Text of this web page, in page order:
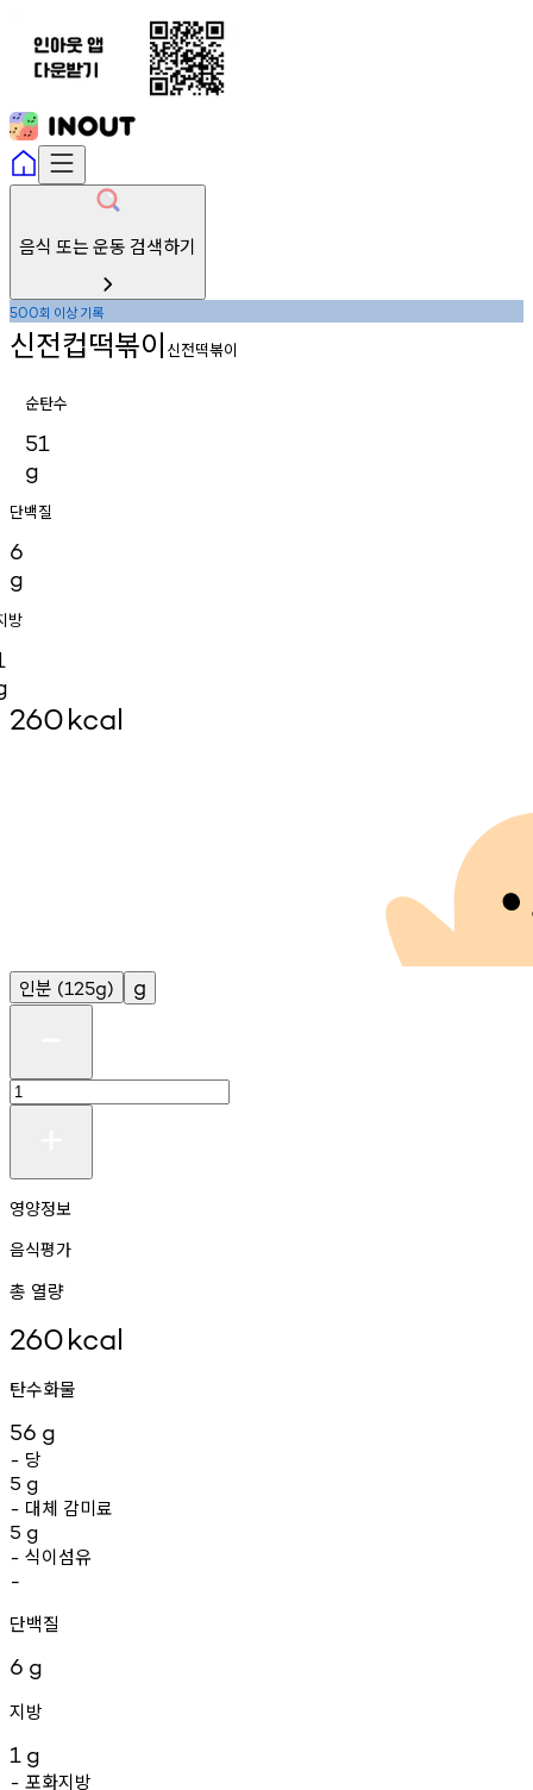
음식 또는 운동 검색하기
500회 이상기록
신전컵떡볶이 신전떡볶이
순탄수
51
g
단백질
6
g
방
260kcal
인분 (125g) g
영양정보
음식평가
총 열량
260kcal
탄수화물
56 g
- 당
5 g
- 대체 감미료
5 g
- 식이섬유
-
단백질
6 g
지방
1 g
- 포화지방